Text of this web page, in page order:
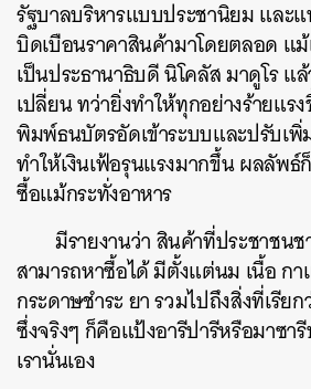
รัฐบาลบริหารแบบประชานิยม และ
บิดเบือนราคาสินค้ามาโดยตลอด แ
เป็นประธานาธิบดี นิโคลัส มาดูโร แ
เปลี่ยน ทว่ายิ่งทำให้ทุกอย่างร้ายแร
พิมพ์ธนบัตรอัดเข้าระบบและปรับเพิ่
ทำให้เงินเฟ้อรุนแรงมากขึ้น ผลลัพธ์
ซื้อแม้กระทั่งอาหาร
มีรายงานว่า สินค้าที่ประชาชนช
สามารถหาซื้อได้ มีตั้งแต่นม เนื้อ ก
กระดาษชำระ ยา รวมไปถึงสิ่งที่เรีย
ซึ่งจริงๆ ก็คือแป้งอารีปารีหรือมาซา
เรานั่นเอง